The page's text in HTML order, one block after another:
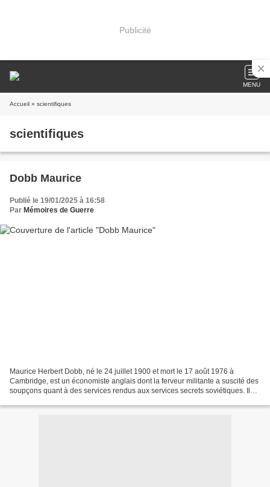
Publicité
MENU
Accueil » scientifiques
scientifiques
Dobb Maurice
Publié le 19/01/2025 à 16:58
Par Mémoires de Guerre
Maurice Herbert Dobb, né le 24 juillet 1900 et mort le 17 août 1976 à
Cambridge, est un économiste anglais dont la ferveur militante a suscité des
soupçons quant à des services rendus aux services secrets soviétiques. Il